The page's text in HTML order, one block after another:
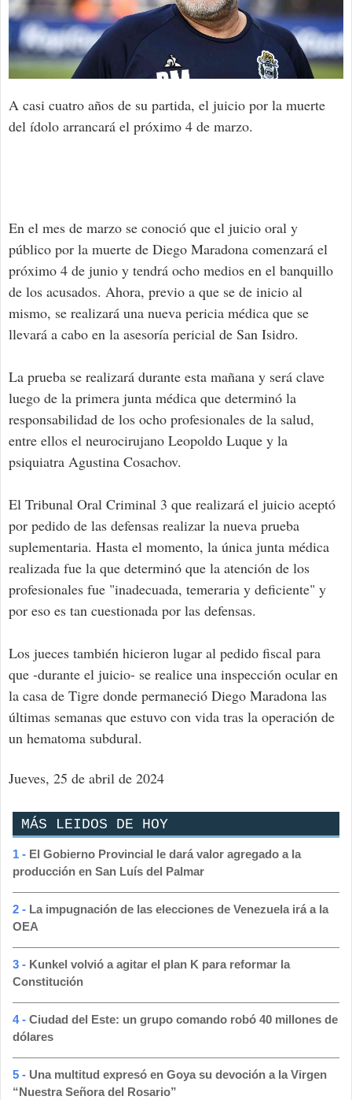
A casi cuatro años de su partida, el juicio por la muerte
del ídolo arrancará el próximo 4 de marzo.
En el mes de marzo se conoció que el juicio oral y
público por la muerte de Diego Maradona comenzará el
próximo 4 de junio y tendrá ocho medios en el banquillo
de los acusados. Ahora, previo a que se de inicio al
mismo, se realizará una nueva pericia médica que se
llevará a cabo en la asesoría pericial de San Isidro.
La prueba se realizará durante esta mañana y será clave
luego de la primera junta médica que determinó la
responsabilidad de los ocho profesionales de la salud,
entre ellos el neurocirujano Leopoldo Luque y la
psiquiatra Agustina Cosachov.
El Tribunal Oral Criminal 3 que realizará el juicio aceptó
por pedido de las defensas realizar la nueva prueba
suplementaria. Hasta el momento, la única junta médica
realizada fue la que determinó que la atención de los
profesionales fue "inadecuada, temeraria y deficiente" y
por eso es tan cuestionada por las defensas.
Los jueces también hicieron lugar al pedido fiscal para
que -durante el juicio- se realice una inspección ocular en
la casa de Tigre donde permaneció Diego Maradona las
últimas semanas que estuvo con vida tras la operación de
un hematoma subdural.
Jueves, 25 de abril de 2024
MÁS LEIDOS DE HOY
1 - El Gobierno Provincial le dará valor agregado a la
producción en San Luís del Palmar
2 - La impugnación de las elecciones de Venezuela irá a la
OEA
3 - Kunkel volvió a agitar el plan K para reformar la
Constitución
4 - Ciudad del Este: un grupo comando robó 40 millones de
dólares
5 - Una multitud expresó en Goya su devoción a la Virgen
“Nuestra Señora del Rosario”